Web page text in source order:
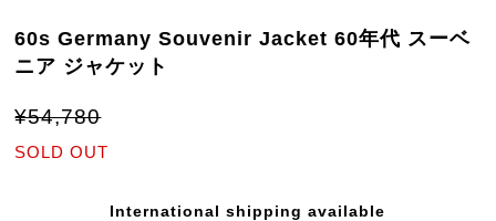
60s Germany Souvenir Jacket 60年代 スーベ
ニア ジャケット
¥54,780
SOLD OUT
International shipping available